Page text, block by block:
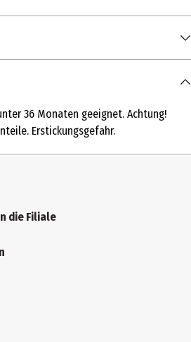
36 Monaten geeignet. Achtung!
Erstickungsgefahr.
die Filiale